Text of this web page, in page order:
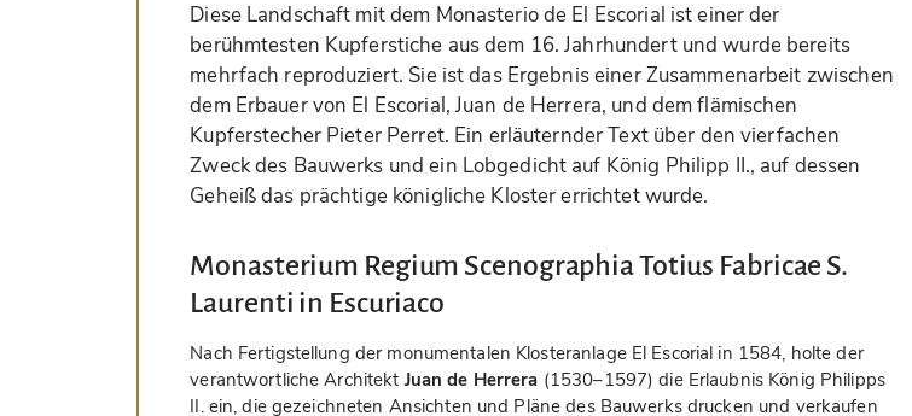
Diese Landschaft mit dem Monasterio de El Escorial ist einer der
berühmtesten Kupferstiche aus dem 16. Jahrhundert und wurde bereits
mehrfach reproduziert. Sie ist das Ergebnis einer Zusammenarbeit zwischen
dem Erbauer von El Escorial, Juan de Herrera, und dem flämischen
Kupferstecher Pieter Perret. Ein erläuternder Text über den vierfachen
Zweck des Bauwerks und ein Lobgedicht auf König Philipp II., auf dessen
Geheiß das prächtige königliche Kloster errichtet wurde.
Monasterium Regium Scenographia Totius Fabricae S.
Laurenti in Escuriaco
Nach Fertigstellung der monumentalen Klosteranlage El Escorial in 1584, holte der
verantwortliche Architekt Juan de Herrera (1530–1597) die Erlaubnis König Philipps
II. ein, die gezeichneten Ansichten und Pläne des Bauwerks drucken und verkaufen